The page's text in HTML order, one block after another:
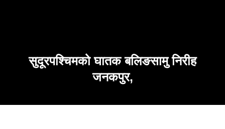
सुदूरपश्चिमको घातक बलिङसामु निरीह
जनकपुर,